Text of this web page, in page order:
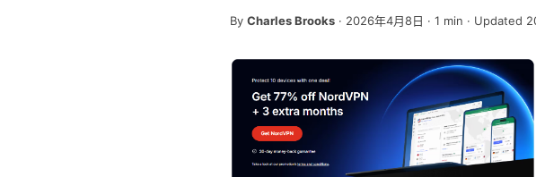
By Charles Brooks · 2026年4月8日 · 1 min · Updated